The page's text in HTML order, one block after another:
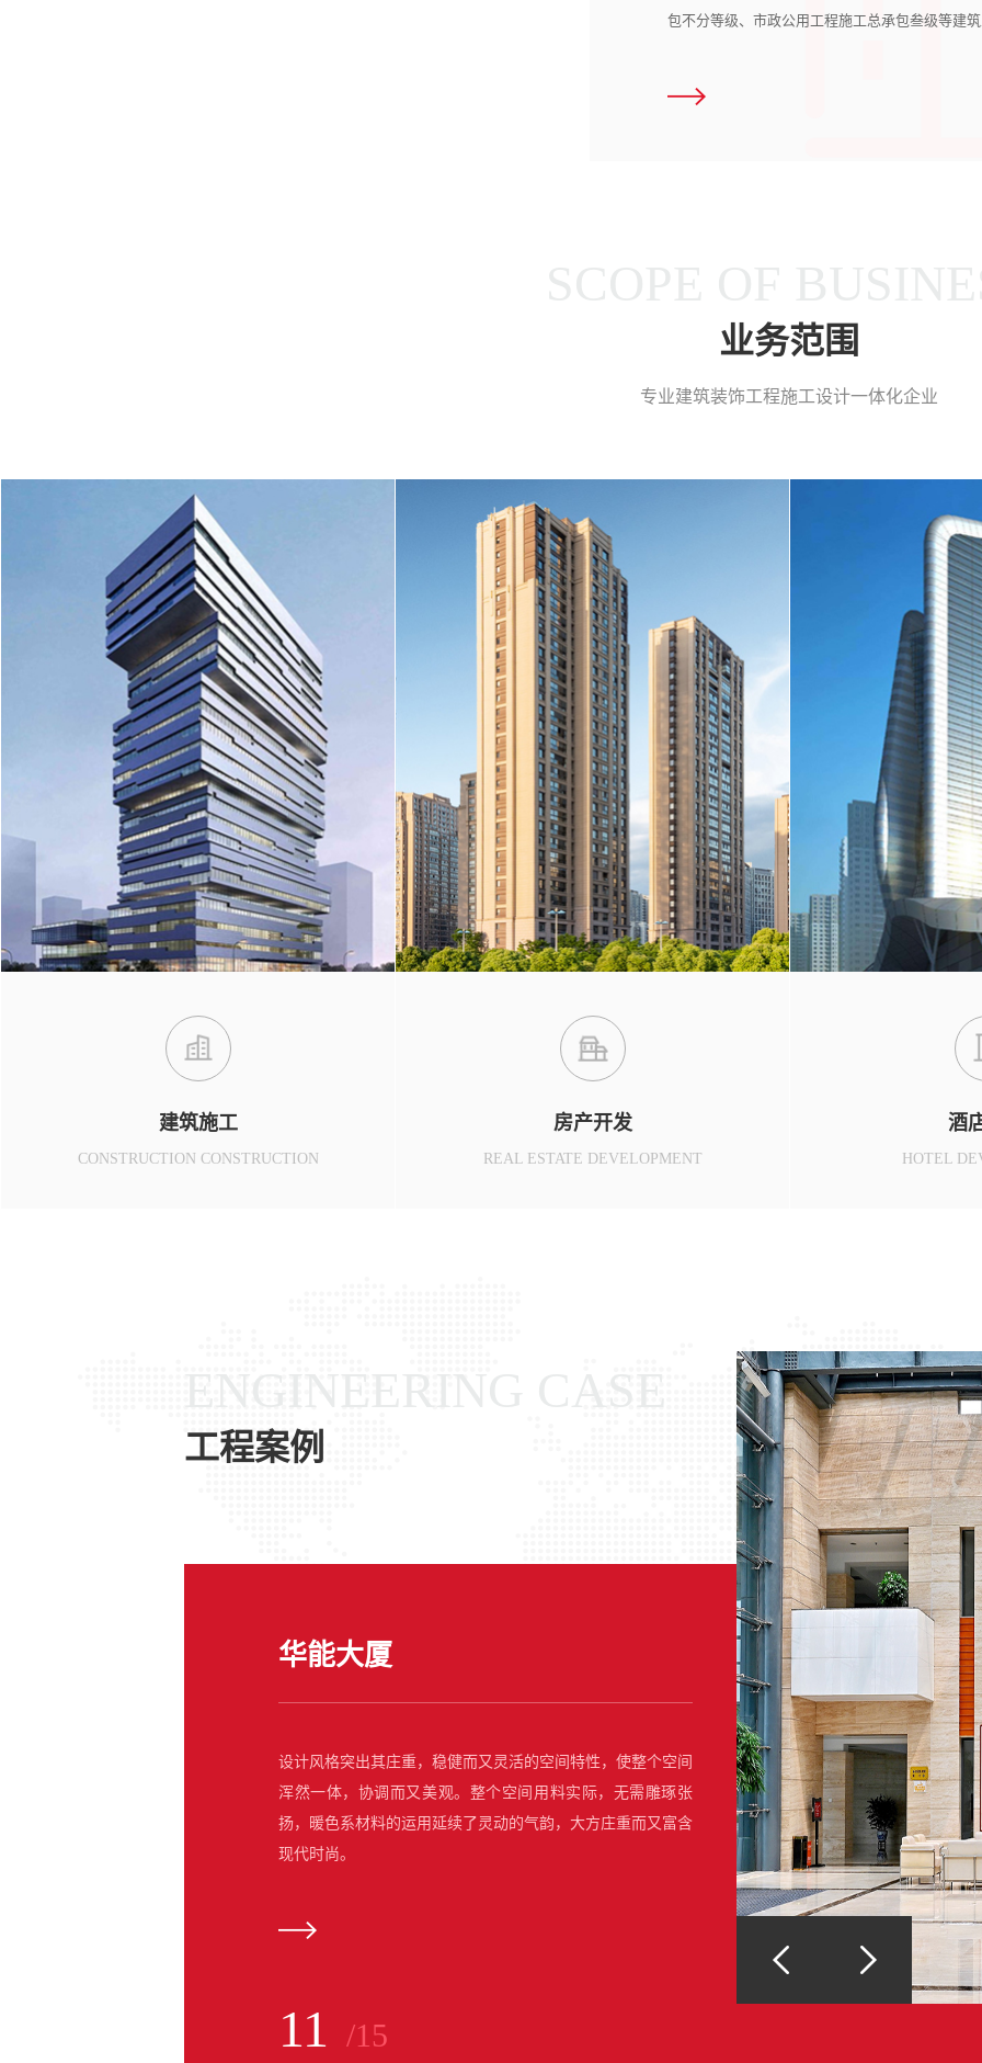
包不分等级、市政公用工程施工总承包叁级等建
业务范围
专业建筑装饰工程施工设计一体化企业
建筑施工
CONSTRUCTION CONSTRUCTION
房产开发
REAL ESTATE DEVELOPMENT
酒
HOTEL
工程案例
华能大厦
设计风格突出其庄重，稳健而又灵活的空间特性，使整个空间
浑然一体，协调而又美观。整个空间用料实际，无需雕琢张
扬，暖色系材料的运用延续了灵动的气韵，大方庄重而又富含
现代时尚。
11 /15